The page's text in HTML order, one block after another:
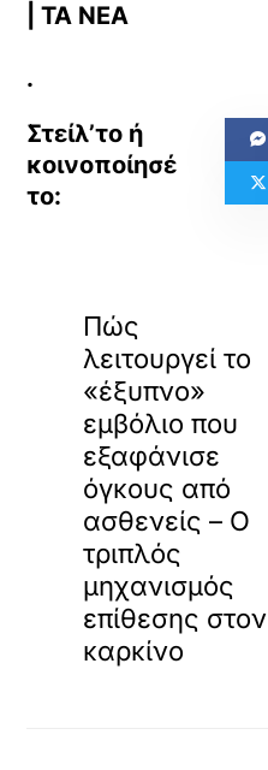
| ΤΑ ΝΕΑ
.
Πώς
λειτουργεί το
«έξυπνο»
εμβόλιο που
εξαφάνισε
όγκους από
ασθενείς – Ο
τριπλός
μηχανισμός
επίθεσης στον
καρκίνο